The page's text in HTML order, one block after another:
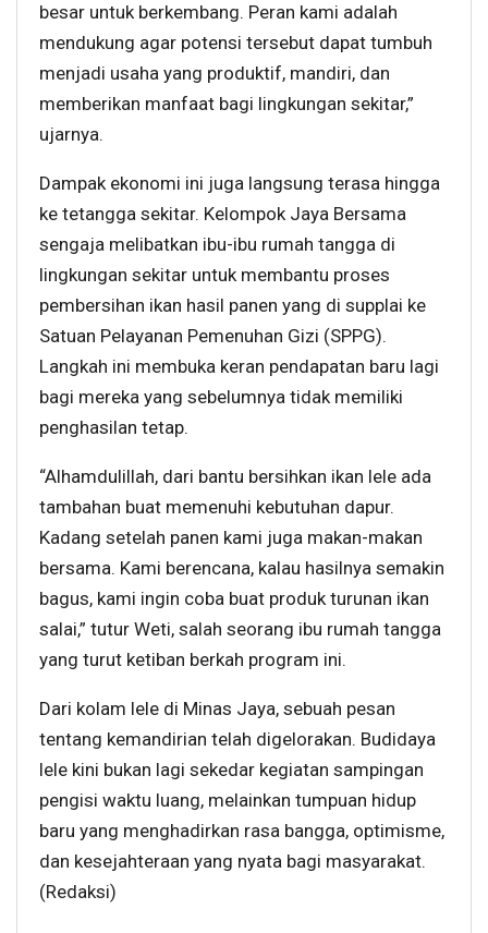
besar untuk berkembang. Peran kami adalah
mendukung agar potensi tersebut dapat tumbuh
menjadi usaha yang produktif, mandiri, dan
memberikan manfaat bagi lingkungan sekitar,”
ujarnya.
Dampak ekonomi ini juga langsung terasa hingga
ke tetangga sekitar. Kelompok Jaya Bersama
sengaja melibatkan ibu-ibu rumah tangga di
lingkungan sekitar untuk membantu proses
pembersihan ikan hasil panen yang di supplai ke
Satuan Pelayanan Pemenuhan Gizi (SPPG).
Langkah ini membuka keran pendapatan baru lagi
bagi mereka yang sebelumnya tidak memiliki
penghasilan tetap.
“Alhamdulillah, dari bantu bersihkan ikan lele ada
tambahan buat memenuhi kebutuhan dapur.
Kadang setelah panen kami juga makan-makan
bersama. Kami berencana, kalau hasilnya semakin
bagus, kami ingin coba buat produk turunan ikan
salai,” tutur Weti, salah seorang ibu rumah tangga
yang turut ketiban berkah program ini.
Dari kolam lele di Minas Jaya, sebuah pesan
tentang kemandirian telah digelorakan. Budidaya
lele kini bukan lagi sekedar kegiatan sampingan
pengisi waktu luang, melainkan tumpuan hidup
baru yang menghadirkan rasa bangga, optimisme,
dan kesejahteraan yang nyata bagi masyarakat.
(Redaksi)